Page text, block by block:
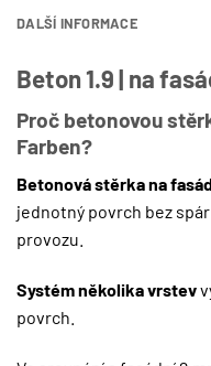
DALŠÍ INFORMACE
Beton 1.9 | na
Proč betonovou
Farben?
Betonová stěrka na
jednotný povrch bez
provozu.
Systém několika vrstev
povrch.